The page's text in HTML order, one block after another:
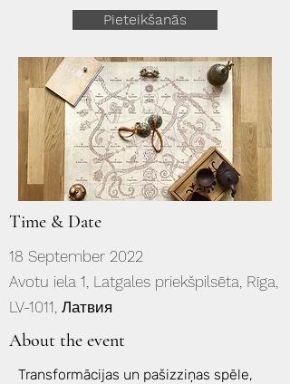
Pieteikšanās
Time & Date
18 September 2022
Avotu iela 1, Latgales priekšpilsēta, Rīga,
LV-1011, Латвия
About the event
Transformācijas un pašizziņas spēle,